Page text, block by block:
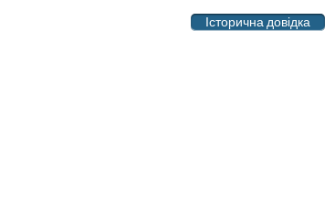
Історична довідка